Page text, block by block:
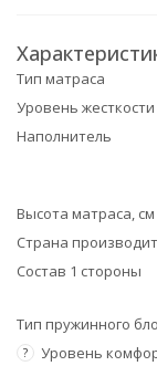
Тип матраса
Уровень жесткости
Наполнитель
Высота матраса, см
Страна
Состав 1 стороны
Тип пружинного
? Уровень